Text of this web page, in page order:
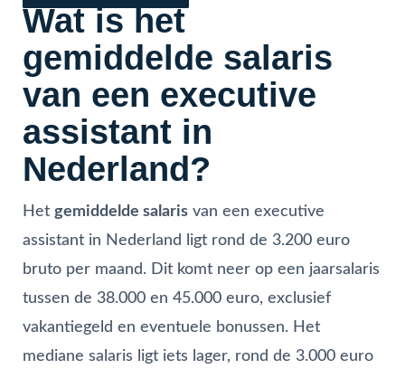
Wat is het
gemiddelde salaris
van een executive
assistant in
Nederland?
Het gemiddelde salaris van een executive
assistant in Nederland ligt rond de 3.200 euro
bruto per maand. Dit komt neer op een jaarsalaris
tussen de 38.000 en 45.000 euro, exclusief
vakantiegeld en eventuele bonussen. Het
mediane salaris ligt iets lager, rond de 3.000 euro